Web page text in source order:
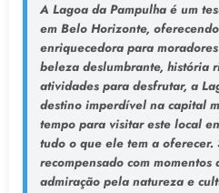
A Lagoa da Pampulha é um
em Belo Horizonte,
enriquecedora para
beleza deslumbrante, história
atividades para desfrutar, a
destino imperdível na capital
tempo para visitar este local
tudo o que ele tem a oferecer.
recompensado com
admiração pela natureza e